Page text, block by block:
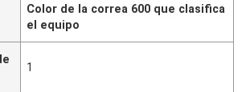
Color de la correa 600 que clasifica
el equipo
1